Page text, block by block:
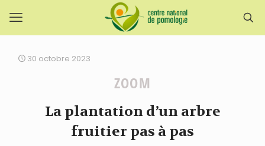
30 octobre 2023
ZOOM
La plantation d’un arbre
fruitier pas à pas